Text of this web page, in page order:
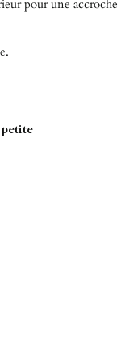
pour une accroche